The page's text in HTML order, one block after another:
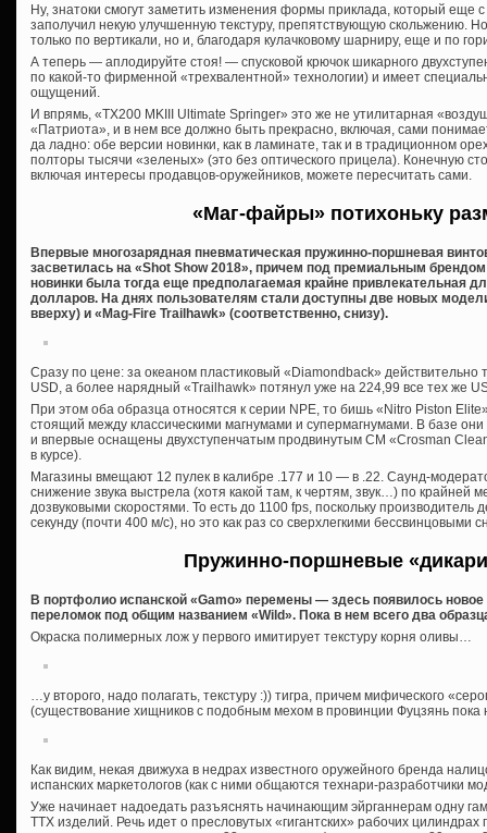
Ну, знатоки смогут заметить изменения формы приклада, который еще
заполучил некую улучшенную текстуру, препятствующую скольжению.
только по вертикали, но и, благодаря кулачковому шарниру, еще и по
А теперь — аплодируйте стоя! — спусковой крючок шикарного
по какой-то фирменной «трехвалентной» технологии) и имеет
ощущений.
И впрямь, «TX200 MKIII Ultimate Springer» это же не утилитарная
«Патриота», и в нем все должно быть прекрасно, включая, сами
да ладно: обе версии новинки, как в ламинате, так и в традиционном
полторы тысячи «зеленых» (это без оптического прицела). Конечную
включая интересы продавцов-оружейников, можете пересчитать сами.
«Маг-файры» потихоньку
Впервые многозарядная пневматическая пружинно-поршневая
засветилась на «Shot Show 2018», причем под премиальным
новинки была тогда еще предполагаемая крайне привлекательная
долларов. На днях пользователям стали доступны две новых
вверху) и «Mag-Fire Trailhawk» (соответственно, снизу).
Сразу по цене: за океаном пластиковый «Diamondback»
USD, а более нарядный «Trailhawk» потянул уже на 224,99 все тех же
При этом оба образца относятся к серии NPE, то бишь «Nitro Piston
стоящий между классическими магнумами и супермагнумами. В базе
и впервые оснащены двухступенчатым продвинутым СМ «Crosman
в курсе).
Магазины вмещают 12 пулек в калибре .177 и 10 — в .22. Саунд-
снижение звука выстрела (хотя какой там, к чертям, звук…) по крайней
дозвуковыми скоростями. То есть до 1100 fps, поскольку
секунду (почти 400 м/с), но это как раз со сверхлегкими бессвинцовыми
Пружинно-поршневые
В портфолио испанской «Gamo» перемены — здесь появилось
переломок под общим названием «Wild». Пока в нем всего два
Окраска полимерных лож у первого имитирует текстуру корня оливы…
…у второго, надо полагать, текстуру :)) тигра, причем мифического
(существование хищников с подобным мехом в провинции Фуцзянь
Как видим, некая движуха в недрах известного оружейного бренда
испанских маркетологов (как с ними общаются технари-разработчики
Уже начинает надоедать разъяснять начинающим эйрганнерам одну
ТТХ изделий. Речь идет о пресловутых «гигантских» рабочих